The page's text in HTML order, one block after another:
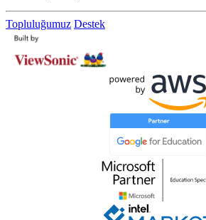
Topluluğumuz Destek